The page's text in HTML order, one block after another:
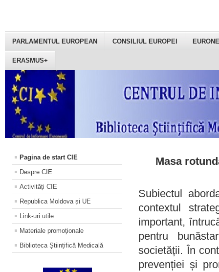
PARLAMENTUL EUROPEAN CONSILIUL EUROPEI
ERASMUS+
Pagina de start CIE
Despre CIE
Activități CIE
Republica Moldova și UE
Link-uri utile
Materiale promoţionale
Biblioteca Științifică Medicală
Masa
Subiectul
contextul
important,
pentru
societății. În
prevenției și